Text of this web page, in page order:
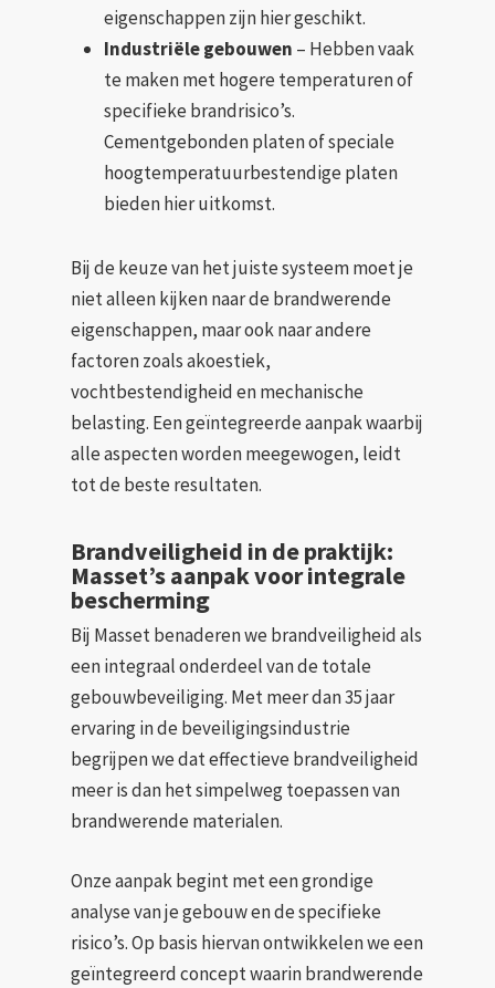
eigenschappen zijn hier geschikt.
Industriële gebouwen – Hebben vaak
te maken met hogere temperaturen of
specifieke brandrisico’s.
Cementgebonden platen of speciale
hoogtemperatuurbestendige platen
bieden hier uitkomst.
Bij de keuze van het juiste systeem moet je
niet alleen kijken naar de brandwerende
eigenschappen, maar ook naar andere
factoren zoals akoestiek,
vochtbestendigheid en mechanische
belasting. Een geïntegreerde aanpak waarbij
alle aspecten worden meegewogen, leidt
tot de beste resultaten.
Brandveiligheid in de praktijk:
Masset’s aanpak voor integrale
bescherming
Bij Masset benaderen we brandveiligheid als
een integraal onderdeel van de totale
gebouwbeveiliging. Met meer dan 35 jaar
ervaring in de beveiligingsindustrie
begrijpen we dat effectieve brandveiligheid
meer is dan het simpelweg toepassen van
brandwerende materialen.
Onze aanpak begint met een grondige
analyse van je gebouw en de specifieke
risico’s. Op basis hiervan ontwikkelen we een
geïntegreerd concept waarin brandwerende